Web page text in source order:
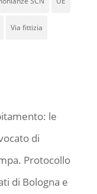
Via fittizia
le
di
Protocollo
di Bologna e